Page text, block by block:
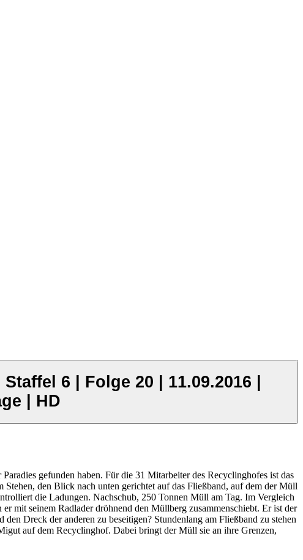
6 | Folge 20 | 11.09.2016 |
| HD
gefunden haben. Für die 31 Mitarbeiter des Recyclinghofes ist das
den Blick nach unten gerichtet auf das Fließband, auf dem der Müll
die Ladungen. Nachschub, 250 Tonnen Müll am Tag. Im Vergleich
mit seinem Radlader dröhnend den Müllberg zusammenschiebt. Er ist der
Dreck der anderen zu beseitigen? Stundenlang am Fließband zu stehen
auf dem Recyclinghof. Dabei bringt der Müll sie an ihre Grenzen,